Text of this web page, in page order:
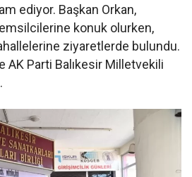
ediyor. Başkan Orkan,
konuk olurken,
ziyaretlerde bulundu.
AK Parti Balıkesir Milletvekili